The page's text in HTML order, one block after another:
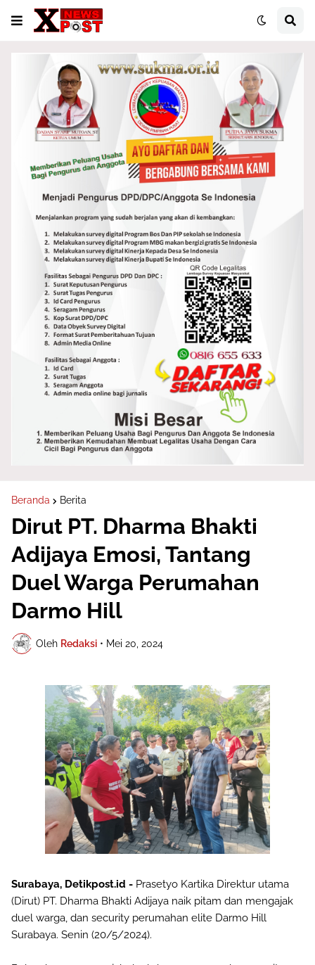
Beranda Berita
Dirut PT. Dharma Bhakti
Adijaya Emosi, Tantang
Duel Warga Perumahan
Darmo Hill
Oleh Redaksi • Mei 20, 2024
Surabaya, Detikpost.id - Prasetyo Kartika Direktur utama
(Dirut) PT. Dharma Bhakti Adijaya naik pitam dan mengajak
duel warga, dan security perumahan elite Darmo Hill
Surabaya. Senin (20/5/2024).